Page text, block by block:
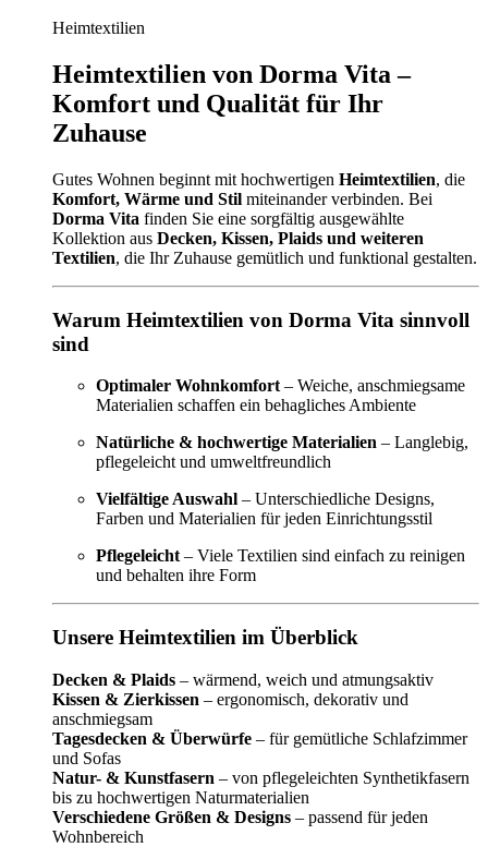
Heimtextilien
Heimtextilien von Dorma Vita –
Komfort und Qualität für Ihr
Zuhause
Gutes Wohnen beginnt mit hochwertigen Heimtextilien, die
Komfort, Wärme und Stil miteinander verbinden. Bei
Dorma Vita finden Sie eine sorgfältig ausgewählte
Kollektion aus Decken, Kissen, Plaids und weiteren
Textilien, die Ihr Zuhause gemütlich und funktional gestalten.
Warum Heimtextilien von Dorma Vita sinnvoll
sind
Optimaler Wohnkomfort – Weiche, anschmiegsame
Materialien schaffen ein behagliches Ambiente
Natürliche & hochwertige Materialien – Langlebig,
pflegeleicht und umweltfreundlich
Vielfältige Auswahl – Unterschiedliche Designs,
Farben und Materialien für jeden Einrichtungsstil
Pflegeleicht – Viele Textilien sind einfach zu reinigen
und behalten ihre Form
Unsere Heimtextilien im Überblick
Decken & Plaids – wärmend, weich und atmungsaktiv
Kissen & Zierkissen – ergonomisch, dekorativ und
anschmiegsam
Tagesdecken & Überwürfe – für gemütliche Schlafzimmer
und Sofas
Natur- & Kunstfasern – von pflegeleichten Synthetikfasern
bis zu hochwertigen Naturmaterialien
Verschiedene Größen & Designs – passend für jeden
Wohnbereich